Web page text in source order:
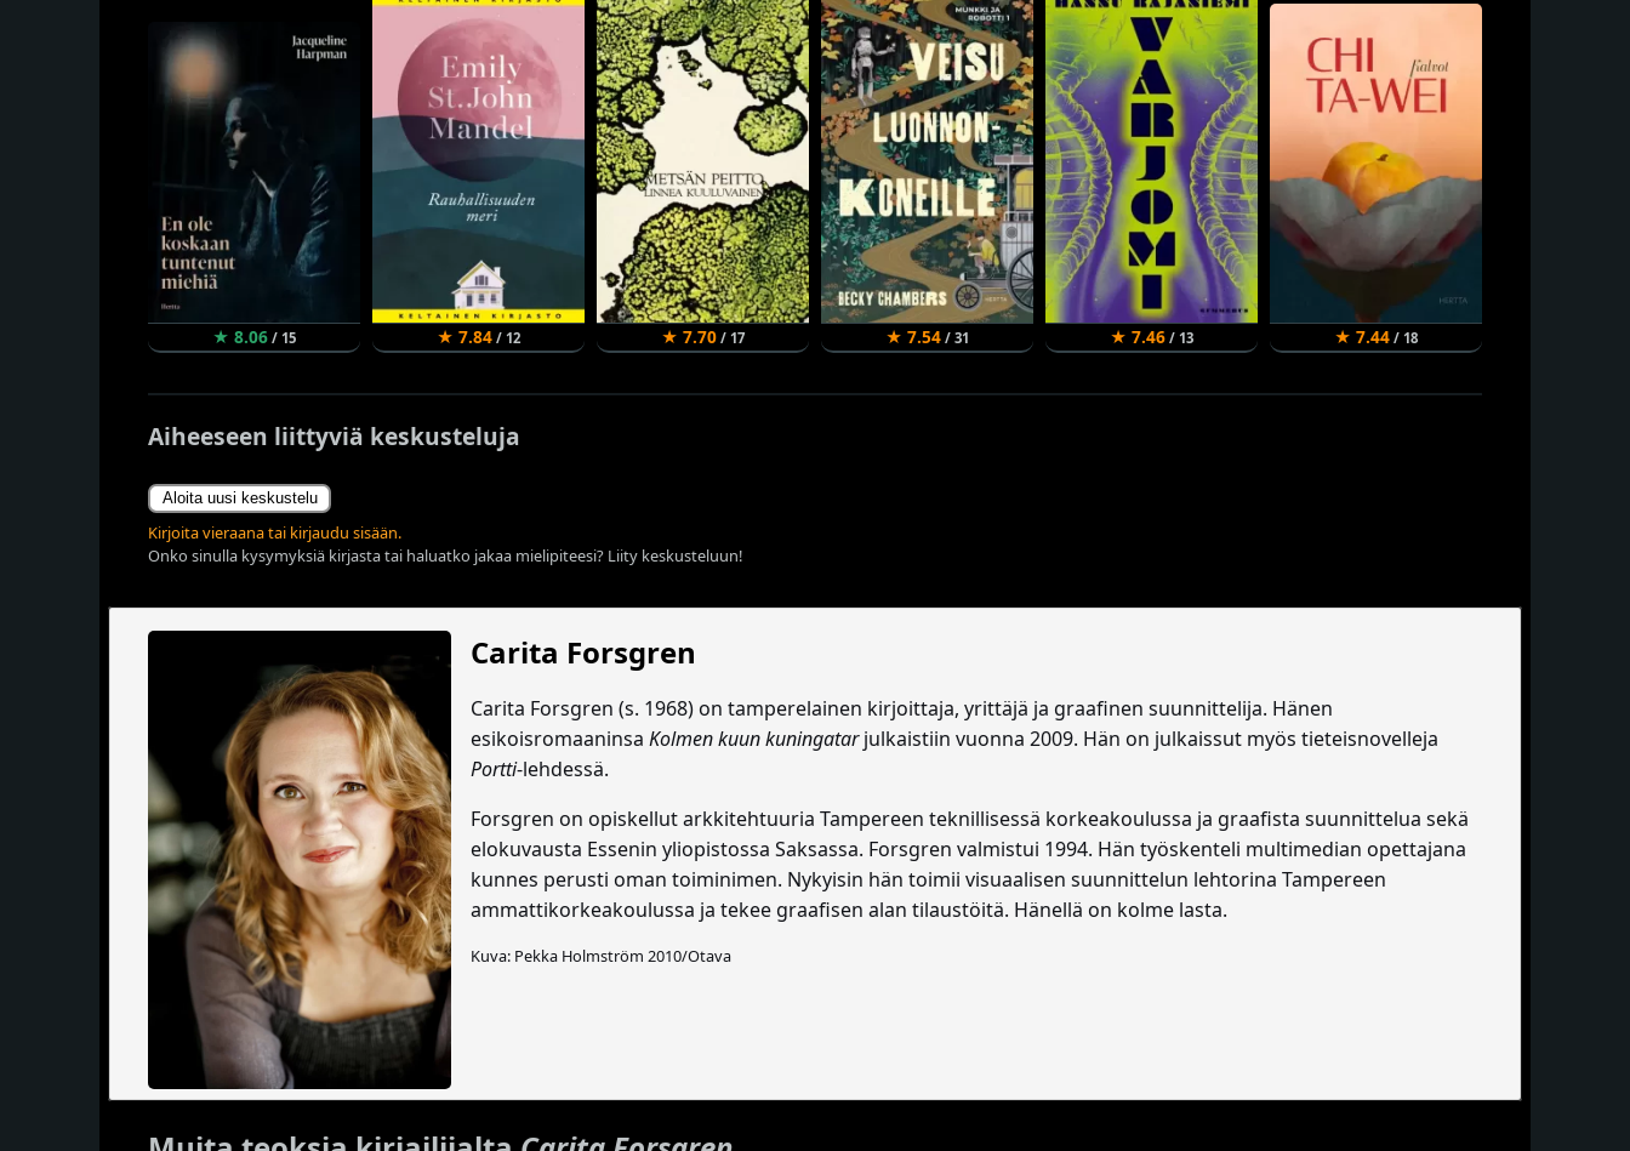
★ 8.06 / 15 ★ 7.84 / 12 ★ 7.70 / 17 ★ 7.54 / 31 ★ 7.46 / 13 ★ 7.44 / 18
Aiheeseen liittyviä keskusteluja
Aloita uusi keskustelu
Kirjoita vieraana tai kirjaudu sisään.
Onko sinulla kysymyksiä kirjasta tai haluatko jakaa mielipiteesi? Liity keskusteluun!
Carita Forsgren
Carita Forsgren (s. 1968) on tamperelainen kirjoittaja, yrittäjä ja graafinen suunnittelija. Hänen
esikoisromaaninsa Kolmen kuun kuningatarjulkaistiin vuonna 2009. Hän on julkaissut myös tieteisnovelleja
Portti-lehdessä.
Forsgren on opiskellut arkkitehtuuria Tampereen teknillisessä korkeakoulussa ja graafista suunnittelua sekä
elokuvausta Essenin yliopistossa Saksassa. Forsgren valmistui 1994. Hän työskenteli multimedian opettajana
kunnes perusti oman toiminimen. Nykyisin hän toimii visuaalisen suunnittelun lehtorina Tampereen
ammattikorkeakoulussa ja tekee graafisen alan tilaustöitä. Hänellä on kolme lasta.
Kuva: Pekka Holmström 2010/Otava